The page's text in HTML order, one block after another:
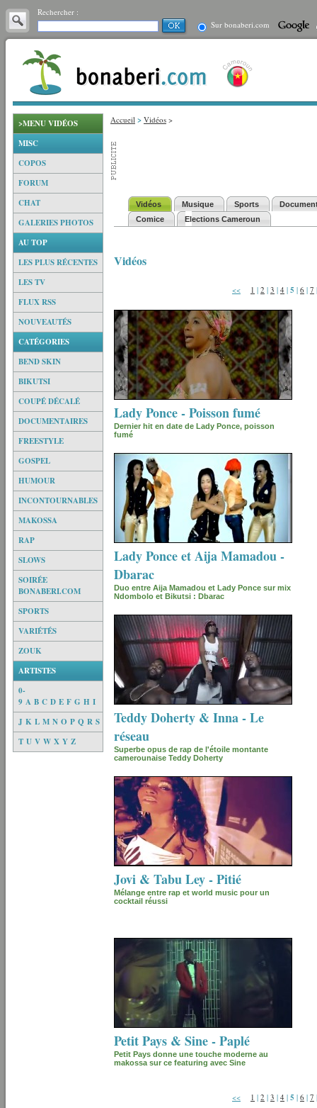
Rechercher :
Sur bonaberi.com
>MENU VIDÉOS
MISC
COPOS
FORUM
CHAT
GALERIES PHOTOS
AU TOP
LES PLUS RÉCENTES
LES TV
FLUX RSS
NOUVEAUTÉS
CATÉGORIES
BEND SKIN
BIKUTSI
COUPÉ DÉCALÉ
DOCUMENTAIRES
FREESTYLE
GOSPEL
HUMOUR
INCONTOURNABLES
MAKOSSA
RAP
SLOWS
SOIRÉE
BONABERI.COM
SPORTS
VARIÉTÉS
ZOUK
ARTISTES
0-
9 A B C D E F G H I
J K L M N O P Q R S
T U V W X Y Z
Accueil > Vidéos >
Vidéos Musique Sports
Comice
Elections Cameroun
Vidéos
<< 1 | 2 | 3 | 4 | 5 | 6 | 7
Lady Ponce - Poisson fumé
Dernier hit en date de Lady Ponce, poisson
fumé
Lady Ponce et Aija Mamadou -
Dbarac
Duo entre Aija Mamadou et Lady Ponce sur mix
Ndombolo et Bikutsi : Dbarac
Teddy Doherty & Inna - Le
réseau
Superbe opus de rap de l'étoile montante
camerounaise Teddy Doherty
Jovi & Tabu Ley - Pitié
Mélange entre rap et world music pour un
cocktail réussi
Petit Pays & Sine - Paplé
Petit Pays donne une touche moderne au
makossa sur ce featuring avec Sine
<< 1 | 2 | 3 | 4 | 5 | 6 | 7